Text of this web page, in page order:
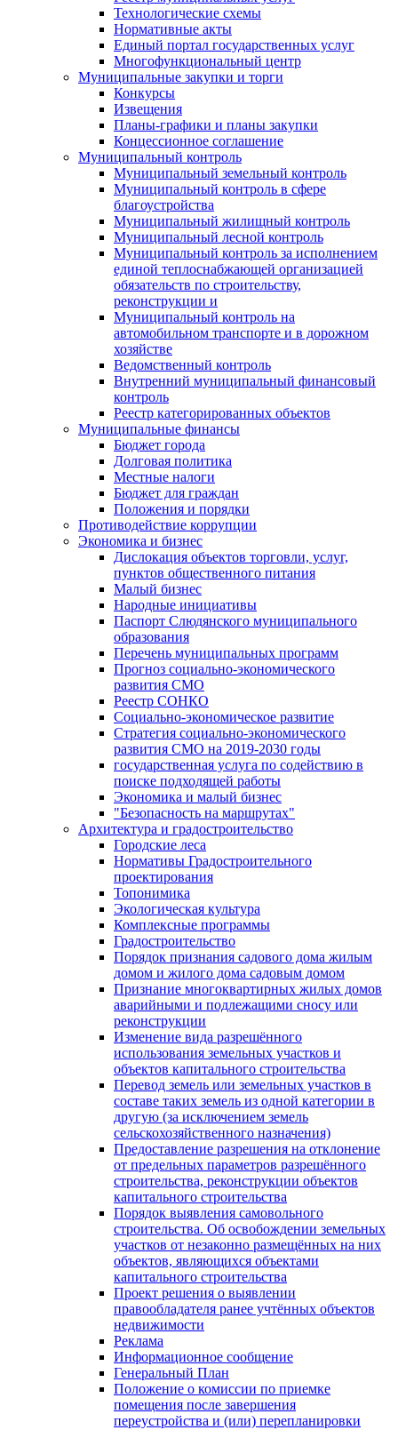
Технологические схемы
Нормативные акты
Единый портал государственных услуг
Многофункциональный центр
Муниципальные закупки и торги
Конкурсы
Извещения
Планы-графики и планы закупки
Концессионное соглашение
Муниципальный контроль
Муниципальный земельный контроль
Муниципальный контроль в сфере
благоустройства
Муниципальный жилищный контроль
Муниципальный лесной контроль
Муниципальный контроль за исполнением
единой теплоснабжающей организацией
обязательств по строительству,
реконструкции и
Муниципальный контроль на
автомобильном транспорте и в дорожном
хозяйстве
Ведомственный контроль
Внутренний муниципальный финансовый
контроль
Реестр категорированных объектов
Муниципальные финансы
Бюджет города
Долговая политика
Местные налоги
Бюджет для граждан
Положения и порядки
Противодействие коррупции
Экономика и бизнес
Дислокация объектов торговли, услуг,
пунктов общественного питания
Малый бизнес
Народные инициативы
Паспорт Слюдянского муниципального
образования
Перечень муниципальных программ
Прогноз социально-экономического
развития СМО
Реестр СОНКО
Социально-экономическое развитие
Стратегия социально-экономического
развития СМО на 2019-2030 годы
государственная услуга по содействию в
поиске подходящей работы
Экономика и малый бизнес
"Безопасность на маршрутах"
Архитектура и градостроительство
Городские леса
Нормативы Градостроительного
проектирования
Топонимика
Экологическая культура
Комплексные программы
Градостроительство
Порядок признания садового дома жилым
домом и жилого дома садовым домом
Признание многоквартирных жилых домов
аварийными и подлежащими сносу или
реконструкции
Изменение вида разрешённого
использования земельных участков и
объектов капитального строительства
Перевод земель или земельных участков в
составе таких земель из одной категории в
другую (за исключением земель
сельскохозяйственного назначения)
Предоставление разрешения на отклонение
от предельных параметров разрешённого
строительства, реконструкции объектов
капитального строительства
Порядок выявления самовольного
строительства. Об освобождении земельных
участков от незаконно размещённых на них
объектов, являющихся объектами
капитального строительства
Проект решения о выявлении
правообладателя ранее учтённых объектов
недвижимости
Реклама
Информационное сообщение
Генеральный План
Положение о комиссии по приемке
помещения после завершения
переустройства и (или) перепланировки